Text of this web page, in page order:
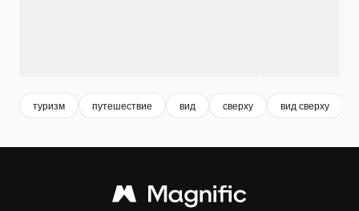
туризм путешествие вид сверху вид сверху